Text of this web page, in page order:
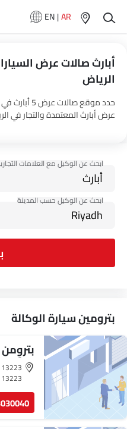
EN|AR
أبارث صالات عرض
الرياض‎
الكاملة. لمزيد من المعلومات
بترومين سيارة الوكالة
خُرَيس
13223